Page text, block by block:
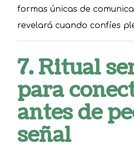
formas únicas de
revelará cuando confíes
7. Ritual
para
antes de
señal